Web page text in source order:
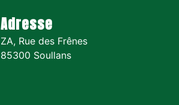
Adresse
ZA, Rue des Frênes
85300 Soullans